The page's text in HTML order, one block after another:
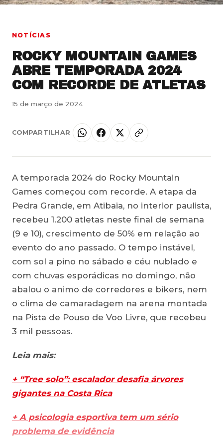
NOTÍCIAS
ROCKY MOUNTAIN GAMES
ABRE TEMPORADA 2024
COM RECORDE DE ATLETAS
15 de março de 2024
COMPARTILHAR
A temporada 2024 do Rocky Mountain
Games começou com recorde. A etapa da
Pedra Grande, em Atibaia, no interior paulista,
recebeu 1.200 atletas neste final de semana
(9 e 10), crescimento de 50% em relação ao
evento do ano passado. O tempo instável,
com sol a pino no sábado e céu nublado e
com chuvas esporádicas no domingo, não
abalou o animo de corredores e bikers, nem
o clima de camaradagem na arena montada
na Pista de Pouso de Voo Livre, que recebeu
3 mil pessoas.
Leia mais:
+ “Tree solo”: escalador desafia árvores
gigantes na Costa Rica
+ A psicologia esportiva tem um sério
problema de evidência